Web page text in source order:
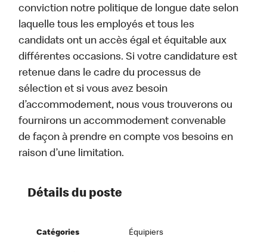
conviction notre politique de longue date selon
laquelle tous les employés et tous les
candidats ont un accès égal et équitable aux
différentes occasions. Si votre candidature est
retenue dans le cadre du processus de
sélection et si vous avez besoin
d’accommodement, nous vous trouverons ou
fournirons un accommodement convenable
de façon à prendre en compte vos besoins en
raison d’une limitation.
Détails du poste
Catégories Équipiers